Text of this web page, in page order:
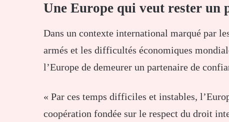
Une Europe qui veut rester un
Dans un contexte international marqué par
armés et les difficultés économiques
l’Europe de demeurer un partenaire de
« Par ces temps difficiles et instables,
coopération fondée sur le respect du droit